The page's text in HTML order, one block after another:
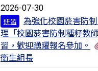
2026-07-30
研習
為強化校園菸害防
理「校園菸害防制種籽教
習，歡迎踴躍報名參加。
衛生組長